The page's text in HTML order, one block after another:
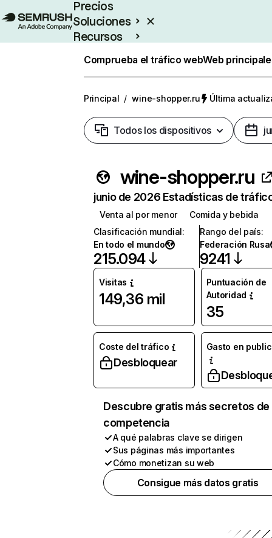
Precios
Soluciones
Recursos
Comprueba el tráfico webWeb
Principal / wine-shopper.ru Última
Todos los dispositivos
wine-shopper.ru
junio de 2026 Estadísticas de
Venta al por menor
Comida y bebida
Clasificación mundial:
En todo el mundo
215.094
Rango del país:
Federación Rusa
9241
Visitas
149,36 mil
Puntuación de
Autoridad
35
Coste del tráfico
Desbloquear
Gasto en
Descubre gratis más secretos de
competencia
A qué palabras clave se dirigen
Sus páginas más importantes
Cómo monetizan su web
Consigue más datos gratis